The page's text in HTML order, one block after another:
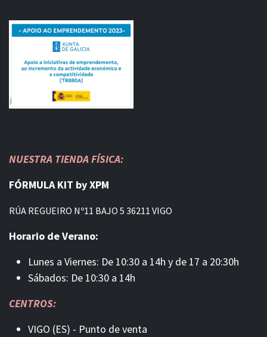
NUESTRA TIENDA FÍSICA:
FÓRMULA KIT by XPM
RÚA REGUEIRO Nº11 BAJO 5 36211 VIGO
Horario de Verano:
Lunes a Viernes: De 10:30 a 14h y de 17 a 20:30h
Sábados: De 10:30 a 14h
CENTROS:
VIGO (ES) - Punto de venta